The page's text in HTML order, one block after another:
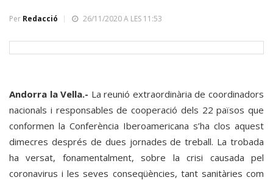
Per Redacció 26/11/2020 A LES 11:53
Andorra la Vella.- La reunió extraordinària de coordinadors
nacionals i responsables de cooperació dels 22 països que
conformen la Conferència Iberoamericana s’ha clos aquest
dimecres després de dues jornades de treball. La trobada
ha versat, fonamentalment, sobre la crisi causada pel
coronavirus i les seves conseqüències, tant sanitàries com